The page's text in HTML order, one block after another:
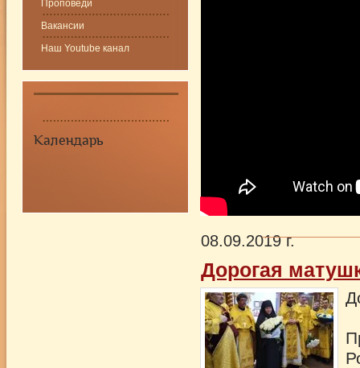
Проповеди
Вакансии
Наш Youtube канал
Календарь
08.09.2019 г.
Дорогая